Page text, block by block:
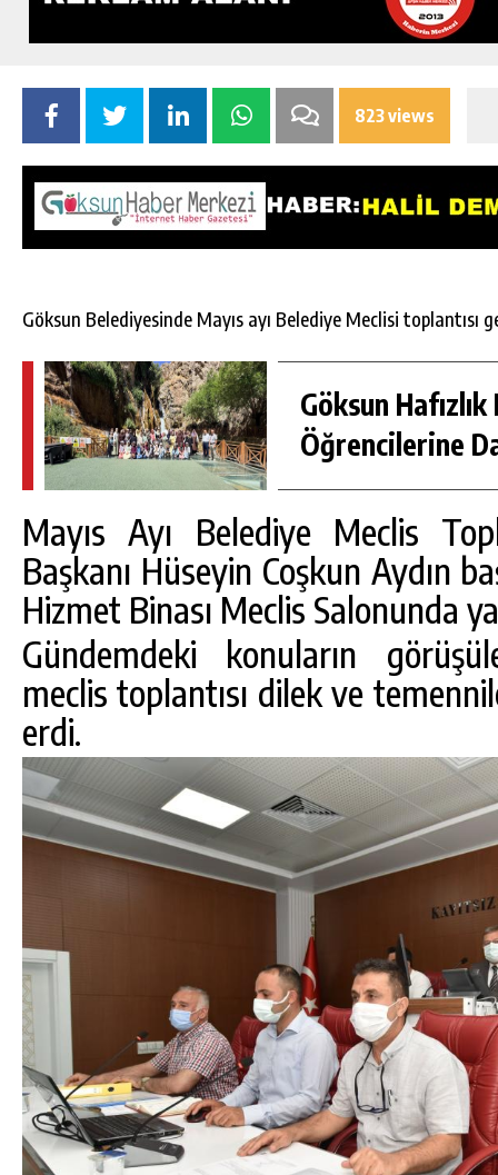
823 views
Göksun Belediyesinde Mayıs ayı Belediye Meclisi toplantısı
Göksun Hafızlık
Öğrencilerine
Mayıs Ayı Belediye Meclis
Başkanı Hüseyin Coşkun Aydın
Hizmet Binası Meclis Salonunda
Gündemdeki konuların
meclis toplantısı dilek ve
erdi.
GÖKSUN HAFIZLIK KIZ KUR’AN KURSU
ÖĞRENCILERINE DARENDE GEZISI.